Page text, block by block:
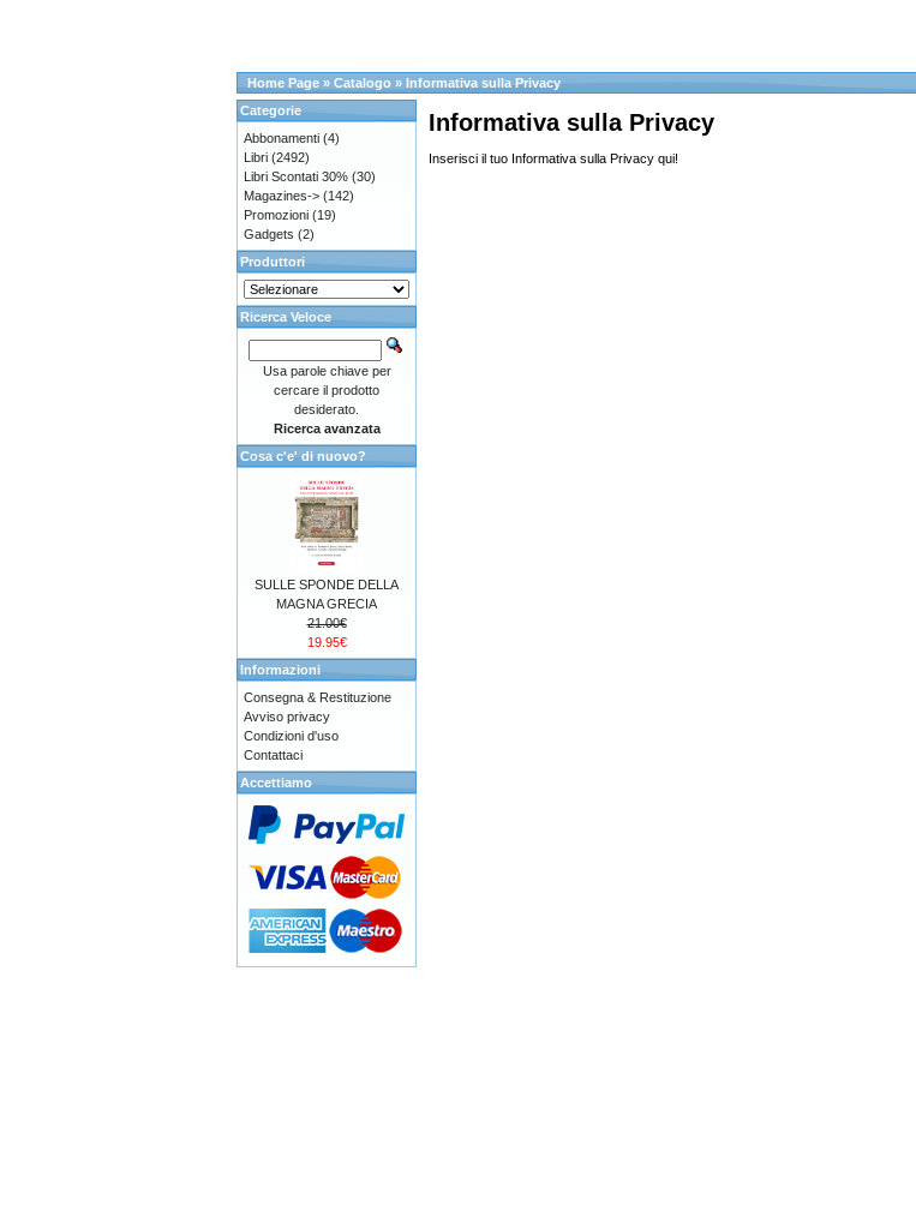
Home Page » Catalogo » Informativa sulla Privacy
Informativa sulla Privacy
Inserisci il tuo Informativa sulla Privacy qui!
Categorie
Abbonamenti (4)
Libri (2492)
Libri Scontati 30% (30)
Magazines-> (142)
Promozioni (19)
Gadgets (2)
Produttori
Ricerca Veloce
Usa parole chiave per
cercare il prodotto
desiderato.
Ricerca avanzata
Cosa c'e' di nuovo?
SULLE SPONDE DELLA
MAGNA GRECIA
21.00€
19.95€
Informazioni
Consegna & Restituzione
Avviso privacy
Condizioni d'uso
Contattaci
Accettiamo